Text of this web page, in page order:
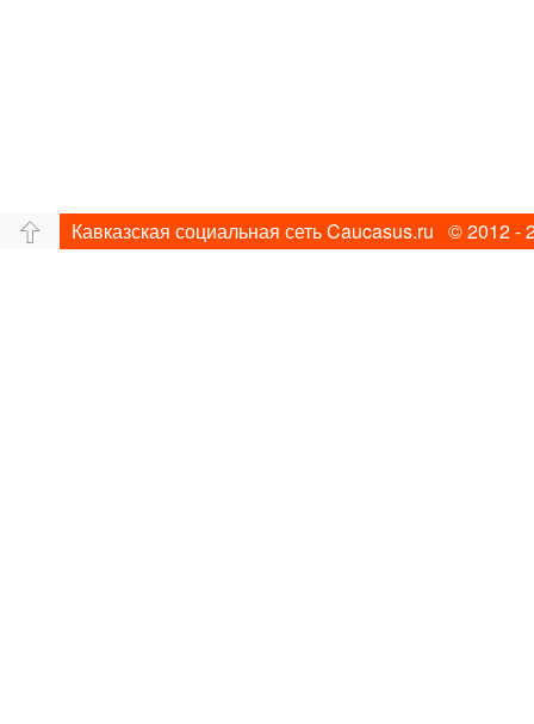
Кавказская социальная сеть Caucasus.ru © 2012 -